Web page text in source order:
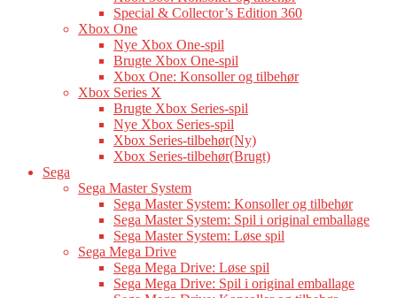
Special & Collector’s Edition 360
Xbox One
Nye Xbox One-spil
Brugte Xbox One-spil
Xbox One: Konsoller og tilbehør
Xbox Series X
Brugte Xbox Series-spil
Nye Xbox Series-spil
Xbox Series-tilbehør(Ny)
Xbox Series-tilbehør(Brugt)
Sega
Sega Master System
Sega Master System: Konsoller og tilbehør
Sega Master System: Spil i original emballage
Sega Master System: Løse spil
Sega Mega Drive
Sega Mega Drive: Løse spil
Sega Mega Drive: Spil i original emballage